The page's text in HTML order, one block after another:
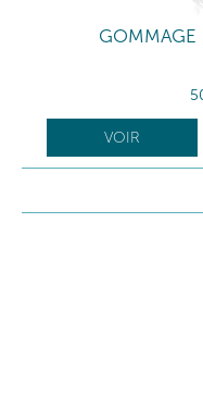
GOMMAGE
VOIR